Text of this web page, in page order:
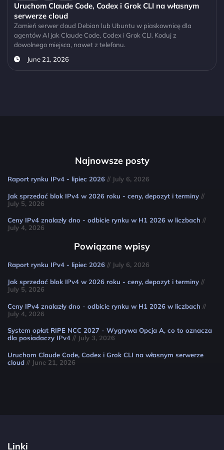
Uruchom Claude Code, Codex i Grok CLI na własnym
serwerze cloud
Zamień serwer cloud Debian lub Ubuntu w piaskownicę dla
agentów AI jak Claude Code, Codex i Grok CLI. Koduj z
dowolnego miejsca, nawet z telefonu.
June 21, 2026
Najnowsze posty
Raport rynku IPv4 - lipiec 2026 // July 6, 2026
Jak sprzedać blok IPv4 w 2026 roku - ceny, depozyt i terminy //
July 5, 2026
Ceny IPv4 znalazły dno - odbicie rynku w H1 2026 w liczbach //
July 4, 2026
Powiązane wpisy
Raport rynku IPv4 - lipiec 2026 // July 6, 2026
Jak sprzedać blok IPv4 w 2026 roku - ceny, depozyt i terminy //
July 5, 2026
Ceny IPv4 znalazły dno - odbicie rynku w H1 2026 w liczbach //
July 4, 2026
System opłat RIPE NCC 2027 - Wygrywa Opcja A, co to oznacza
dla posiadaczy IPv4 // July 3, 2026
Uruchom Claude Code, Codex i Grok CLI na własnym serwerze
cloud // June 21, 2026
Linki